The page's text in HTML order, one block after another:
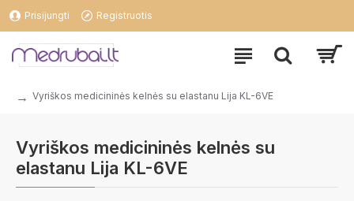
Prisijungti Registruotis
Vyriškos medicininės kelnės su elastanu Lija KL-6VE
Vyriškos medicininės kelnės su
elastanu Lija KL-6VE